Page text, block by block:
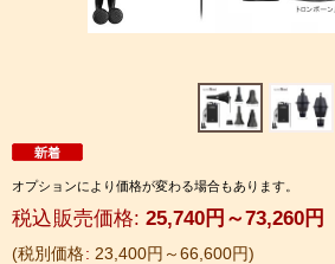
税別価格: 23,400円 ～66,600円
税込 : 25,740円 ～73,260円
オプションにより価格が変わる場合もあります。